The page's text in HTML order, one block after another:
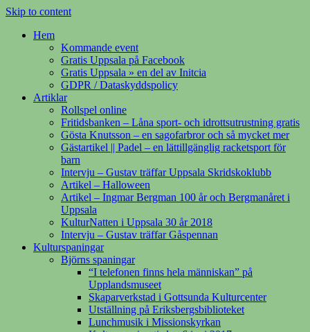
Skip to content
Hem
Kommande event
Gratis Uppsala på Facebook
Gratis Uppsala » en del av Initcia
GDPR / Dataskyddspolicy
Artiklar
Rollspel online
Fritidsbanken – Låna sport- och idrottsutrustning gratis
Gösta Knutsson – en sagofarbror och så mycket mer
Gästartikel || Padel – en lättillgänglig racketsport för
barn
Intervju – Gustav träffar Uppsala Skridskoklubb
Artikel – Halloween
Artikel – Ingmar Bergman 100 år och Bergmanåret i
Uppsala
KulturNatten i Uppsala 30 år 2018
Intervju – Gustav träffar Gåspennan
Kulturspaningar
Björns spaningar
“I telefonen finns hela människan” på
Upplandsmuseet
Skaparverkstad i Gottsunda Kulturcenter
Utställning på Eriksbergsbiblioteket
Lunchmusik i Missionskyrkan